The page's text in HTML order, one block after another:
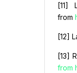
[11]
from
[12]
[13]
from